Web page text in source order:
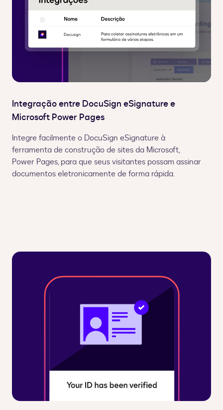
Integração entre DocuSign eSignature e
Microsoft Power Pages
Integre facilmente o DocuSign eSignature à
ferramenta de construção de sites da Microsoft,
Power Pages, para que seus visitantes possam assinar
documentos eletronicamente de forma rápida.